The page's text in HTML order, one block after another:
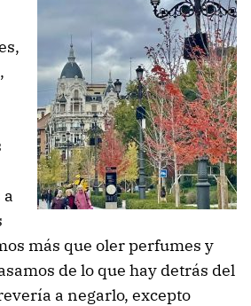
más que oler perfumes y
de lo que hay detrás del
a negarlo, excepto